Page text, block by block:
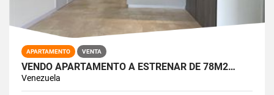
APARTAMENTO VENTA
VENDO APARTAMENTO A ESTRENAR DE 78M2…
Venezuela